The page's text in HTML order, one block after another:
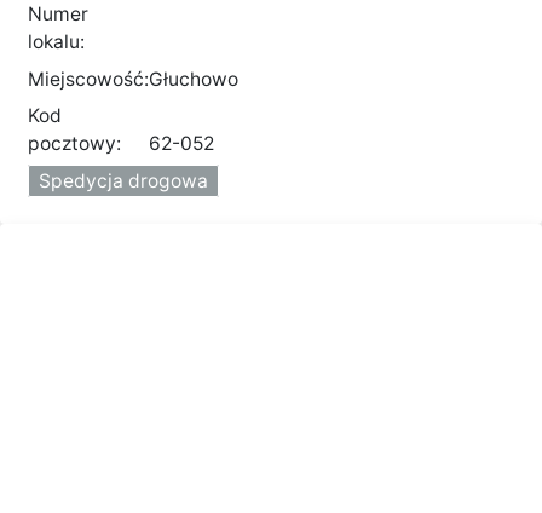
Numer
lokalu:
Miejscowość:Głuchowo
Kod
pocztowy:
62-052
Spedycja drogowa